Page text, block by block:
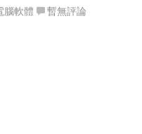
腦軟體
暫無評論